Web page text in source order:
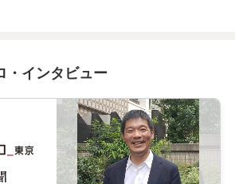
・インタビュー